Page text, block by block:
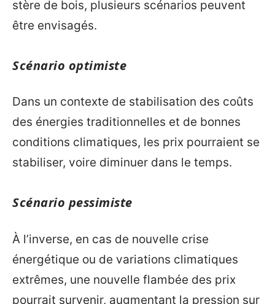
stère de bois, plusieurs scénarios peuvent
être envisagés.
Scénario optimiste
Dans un contexte de stabilisation des coûts
des énergies traditionnelles et de bonnes
conditions climatiques, les prix pourraient se
stabiliser, voire diminuer dans le temps.
Scénario pessimiste
À l’inverse, en cas de nouvelle crise
énergétique ou de variations climatiques
extrêmes, une nouvelle flambée des prix
pourrait survenir, augmentant la pression sur